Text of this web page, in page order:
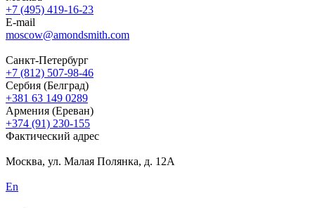
+7 (495) 419-16-23
E-mail
moscow@amondsmith.com
Санкт-Петербург
+7 (812) 507-98-46
Сербия (Белград)
+381 63 149 0289
Армения (Ереван)
+374 (91) 230-155
Фактический адрес
Москва, ул. Малая Полянка, д. 12А
En